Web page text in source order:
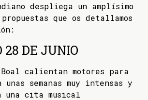
despliega un amplísimo
que os detallamos
28 DE JUNIO
Boal calientan motores para
semanas muy intensas y
una cita musical